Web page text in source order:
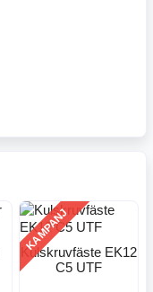
KAMPANJ
Kulskruvfäste EK12
C5 UTF